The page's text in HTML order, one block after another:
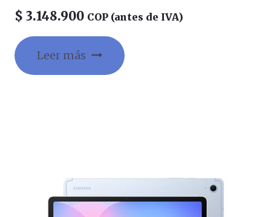
11 Home con Lector de Huella Color Gris
$ 3.148.900 COP (antes de IVA)
Leer más